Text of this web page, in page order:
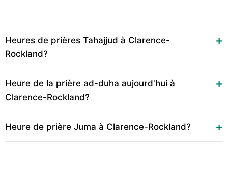
Heures de prières Tahajjud à Clarence-
Rockland?
Heure de la prière ad-duha aujourd'hui à
Clarence-Rockland?
Heure de prière Juma à Clarence-Rockland?